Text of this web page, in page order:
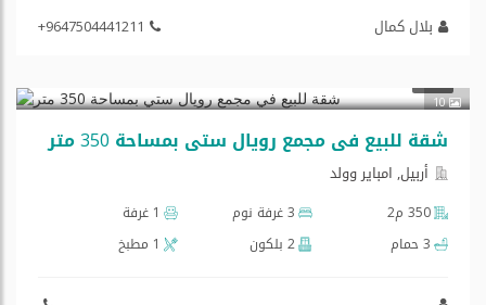
بلال کمال +9647504441211
10
شقة للبيع في مجمع رويال ستي بمساحة 350 متر
أربيل, امبایر وولد
350 م2 3 غرفة نوم
1 غرفة
3 حمام
2 بلكون 1 مطبخ